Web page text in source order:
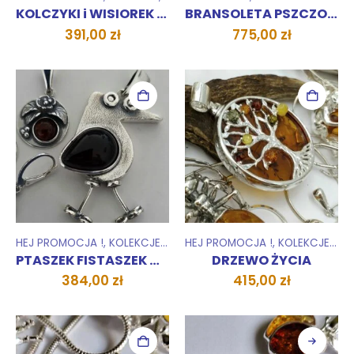
HEJ PROMOCJA !,KOLCZYKI KOLEKCJE,WISIORKI ZAWIESZKI
391,00 zł
BRANSOLETY,HEJ PROMOCJA !
775,00 zł
HEJ PROMOCJA !,KOLEKCJE WISIORKI ZAWIESZKI
PTASZEK FISTASZEK wisior Pracowni Sarnie Uroczysko
384,00 zł
HEJ PROMOCJA !,KOLEKCJE
DRZEWO ŻYCIA
415,00 zł